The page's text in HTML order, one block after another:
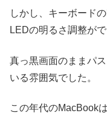
しかし、キーボード
LEDの明るさ調整が
真っ黒画面のままパ
いる雰囲気でした。
この年代のMacBook